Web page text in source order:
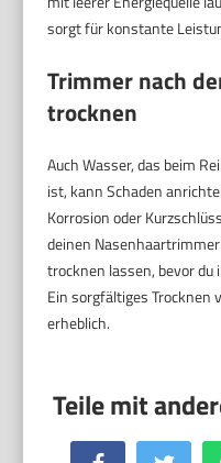
sorgt für konstante
Trimmer nach
trocknen
Auch Wasser, das beim
ist, kann Schaden
Korrosion oder
deinen
trocknen lassen, bevor
Ein sorgfältiges Trocknen
erheblich.